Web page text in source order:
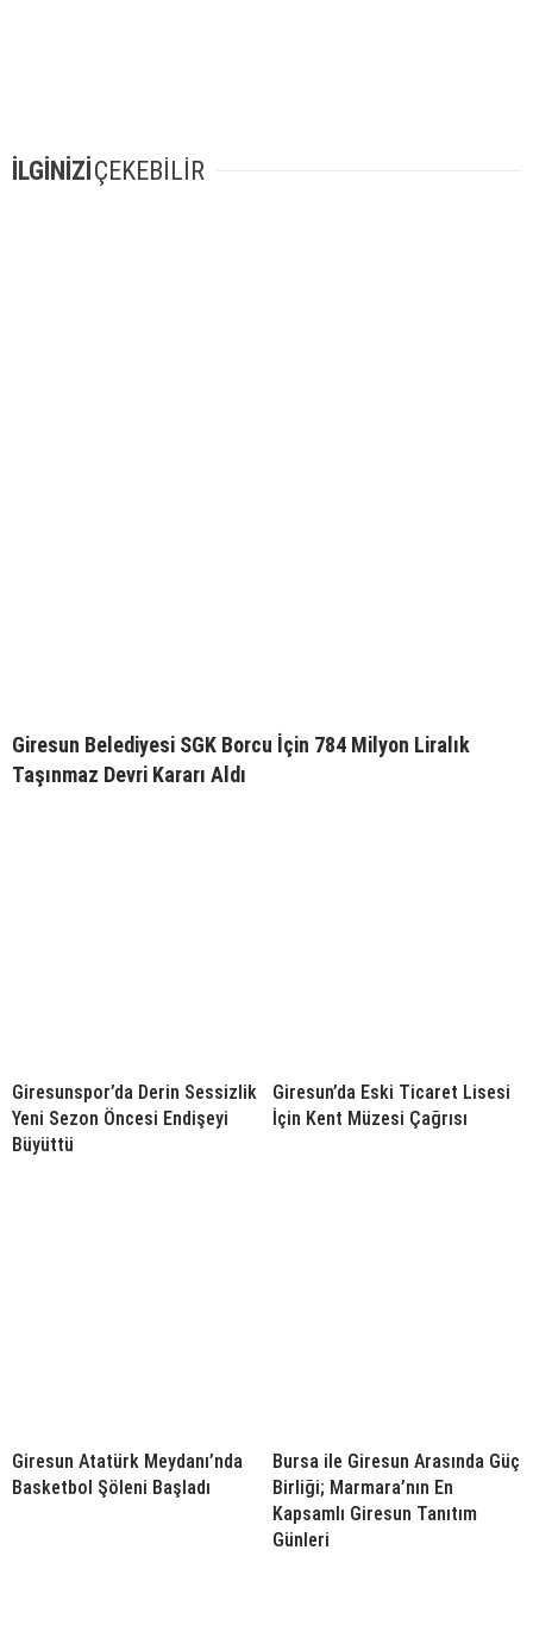
İLGİNİZİÇEKEBİLİR
Giresun Belediyesi SGK Borcu İçin 784 Milyon Liralık
Taşınmaz Devri Kararı Aldı
Giresunspor’da Derin Sessizlik
Yeni Sezon Öncesi Endişeyi
Büyüttü
Giresun’da Eski Ticaret Lisesi
İçin Kent Müzesi Çağrısı
Giresun Atatürk Meydanı’nda
Basketbol Şöleni Başladı
Bursa ile Giresun Arasında Güç
Birliği; Marmara’nın En
Kapsamlı Giresun Tanıtım
Günleri